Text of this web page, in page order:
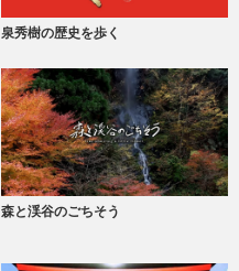
泉秀樹の歴史を歩く
森と渓谷のごちそう